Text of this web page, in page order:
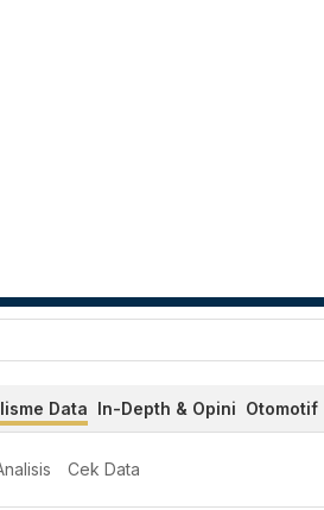
Data In-Depth & Opini Otomotif
Cek Data